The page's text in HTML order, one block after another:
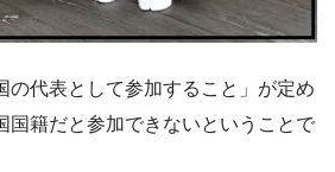
の代表として参加すること」が定め
国籍だと参加できないということで